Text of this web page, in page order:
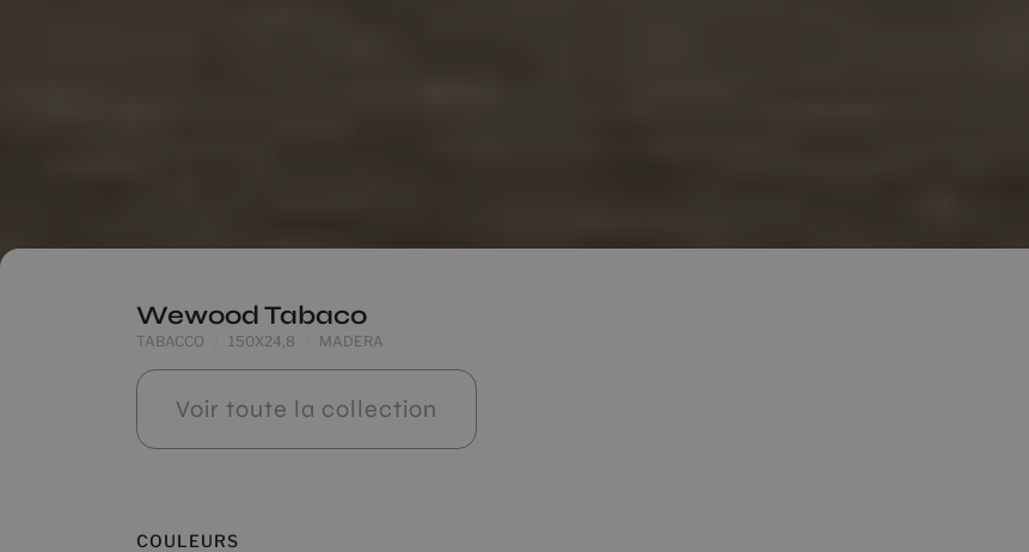
Wewood Tabaco
TABACCO 150X24,8 MADERA
Voir toute la collection
COULEURS